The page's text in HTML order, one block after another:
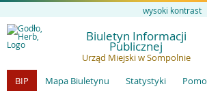
wysoki kontrast
Biuletyn Informacji
Publicznej
Urząd Miejski w Sompolnie
BIP
Mapa Biuletynu Statystyki